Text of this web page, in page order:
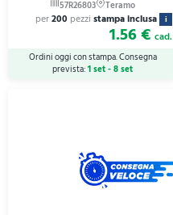
per200 pezzi stampa inclusa i
1.56 € cad.
Ordini oggi con stampa. Consegna
prevista:1 set - 8 set